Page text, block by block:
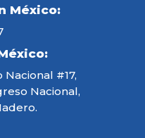
México:
Nacional #17,
Nacional,